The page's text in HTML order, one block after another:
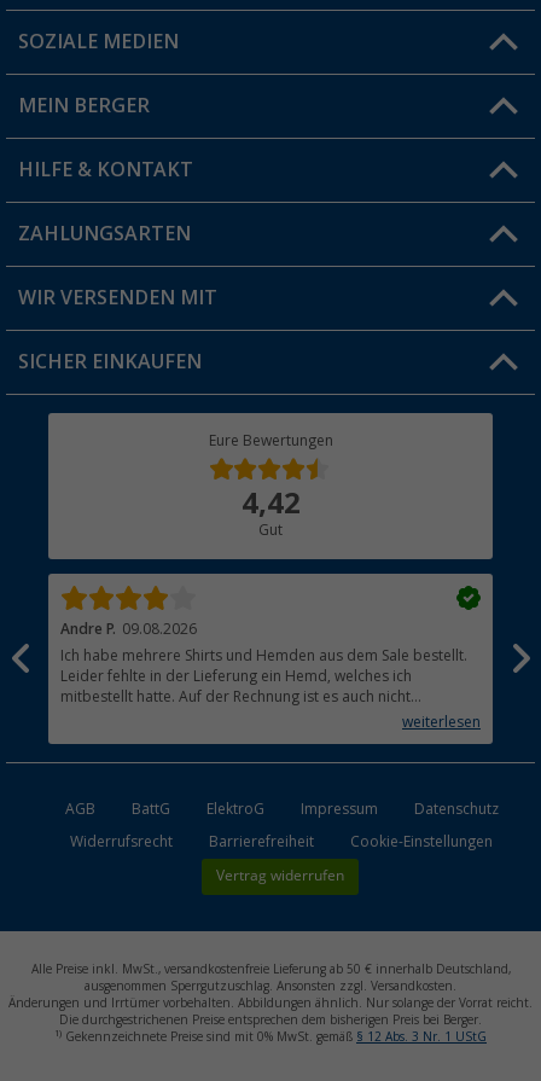
Du hast eine Frage?
Filiale finden
SOZIALE MEDIEN
MEIN BERGER
Vorteilskarte
Blog
Jobs & Karriere
HILFE & KONTAKT
FAQ & Kontakt
Versandinformationen
Rücksendung
ZAHLUNGSARTEN
WIR VERSENDEN MIT
SICHER EINKAUFEN
Eure Bewertungen
4,42
Gut
Andre P. 09.08.2026
Ich habe mehrere Shirts und Hemden aus dem Sale bestellt.
Leider fehlte in der Lieferung ein Hemd, welches ich
mitbestellt hatte. Auf der Rechnung ist es auch nicht
aufgetaucht, aber es gab keinen einzigen Hinweis, dass die
weiterlesen
AGB BattG ElektroG Impressum
Datenschutz
Widerrufsrecht
Barrierefreiheit Cookie-Einstellungen
Vertrag widerrufen
Alle Preise inkl. MwSt., versandkostenfreie Lieferung ab 50 € innerhalb Deutschland,
ausgenommen Sperrgutzuschlag. Ansonsten zzgl. Versandkosten.
Änderungen und Irrtümer vorbehalten. Abbildungen ähnlich. Nur solange der Vorrat reicht.
Die durchgestrichenen Preise entsprechen dem bisherigen Preis bei Berger.
1) Gekennzeichnete Preise sind mit 0% MwSt. gemäß § 12 Abs. 3 Nr. 1 UStG